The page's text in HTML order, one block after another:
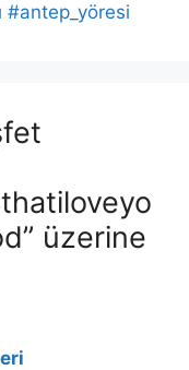
#antep_yöresi
üzerine